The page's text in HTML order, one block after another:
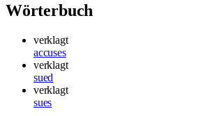
Wörterbuch
verklagt
accuses
verklagt
sued
verklagt
sues